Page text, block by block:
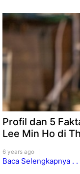
Profil dan 5
Lee Min Ho di
6 years ago
Baca Selengkapnya . .